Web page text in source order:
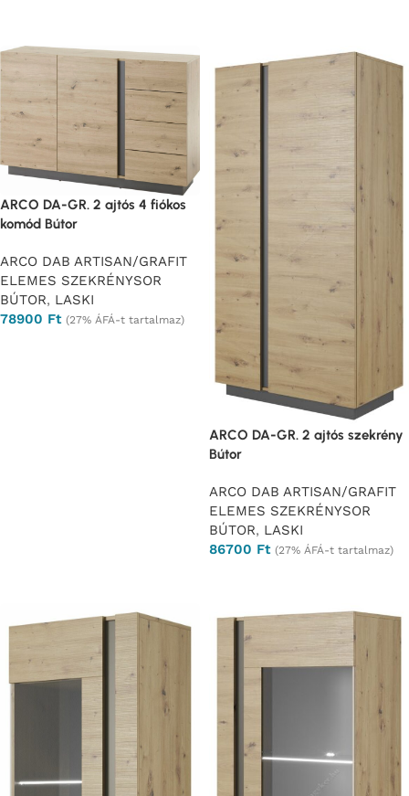
ARCO DA-GR. 2 ajtós 4 fiókos
komód Bútor
ARCO DAB ARTISAN/GRAFIT
ELEMES SZEKRÉNYSOR
BÚTOR, LASKI
78900 Ft (27% ÁFÁ-t tartalmaz)
ARCO DA-GR. 2 ajtós szekrény
Bútor
ARCO DAB ARTISAN/GRAFIT
ELEMES SZEKRÉNYSOR
BÚTOR, LASKI
86700 Ft (27% ÁFÁ-t tartalmaz)